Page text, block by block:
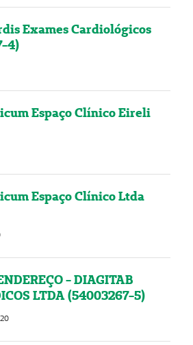
Exames Cardiológicos
4)
Espaço Clínico Eireli
Espaço Clínico Ltda
- DIAGITAB
LTDA (54003267-5)